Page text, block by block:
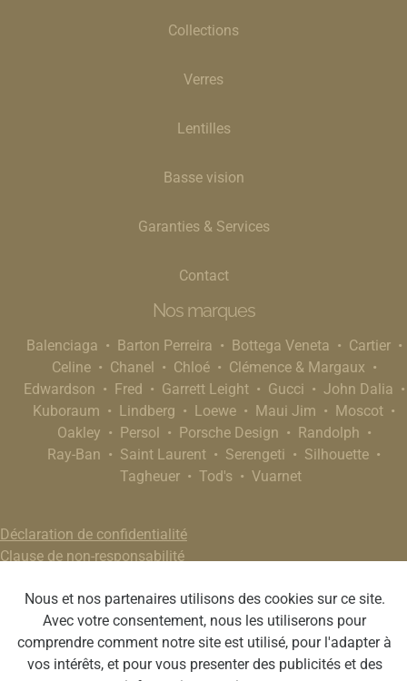
Collections
Verres
Lentilles
Basse vision
Garanties & Services
Contact
Nos marques
Balenciaga Barton Perreira Bottega Veneta
Cartier
Celine
Chanel Chloé
Clémence & Margaux
Edwardson
Fred Garrett Leight Gucci
John Dalia
Kuboraum
Lindberg Loewe Maui Jim
Moscot
Oakley
Persol Porsche Design
Randolph
Ray-Ban
Saint Laurent Serengeti
Silhouette
Tagheuer
Tod's Vuarnet
Déclaration de confidentialité
Clause de non-responsabilité
Nous et nos partenaires utilisons des cookies sur ce site.
Avec votre consentement, nous les utiliserons pour
comprendre comment notre site est utilisé, pour l'adapter à
vos intérêts, et pour vous presenter des publicités et des